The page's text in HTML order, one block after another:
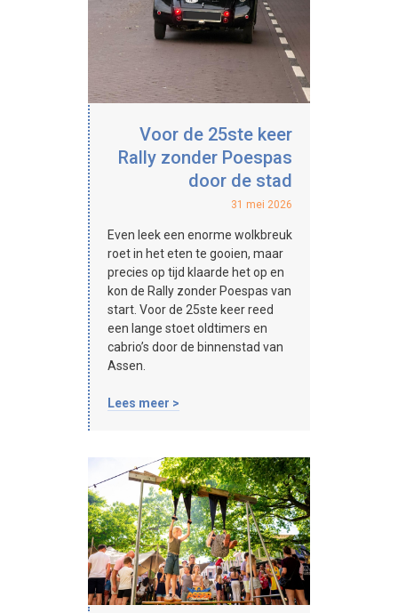
Voor de 25ste keer
Rally zonder Poespas
door de stad
31 mei 2026
Even leek een enorme wolkbreuk
roet in het eten te gooien, maar
precies op tijd klaarde het op en
kon de Rally zonder Poespas van
start. Voor de 25ste keer reed
een lange stoet oldtimers en
cabrio’s door de binnenstad van
Assen.
Lees meer >